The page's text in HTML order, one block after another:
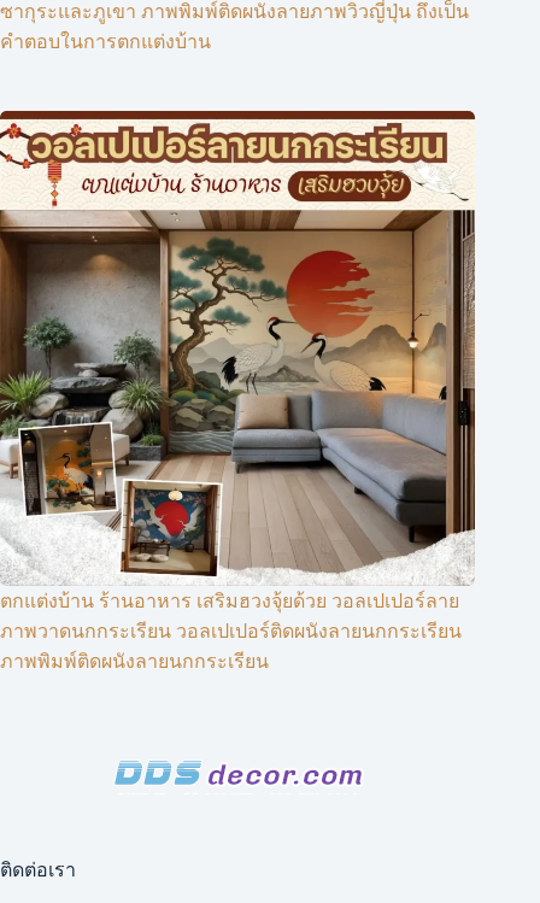
ซากุระและภูเขา ภาพพิมพ์ติดผนังลายภาพวิวญี่ปุ่น ถึงเป็น
คำตอบในการตกแต่งบ้าน
ตกแต่งบ้าน ร้านอาหาร เสริมฮวงจุ้ยด้วย วอลเปเปอร์ลาย
ภาพวาดนกกระเรียน วอลเปเปอร์ติดผนังลายนกกระเรียน
ภาพพิมพ์ติดผนังลายนกกระเรียน
ติดต่อเรา